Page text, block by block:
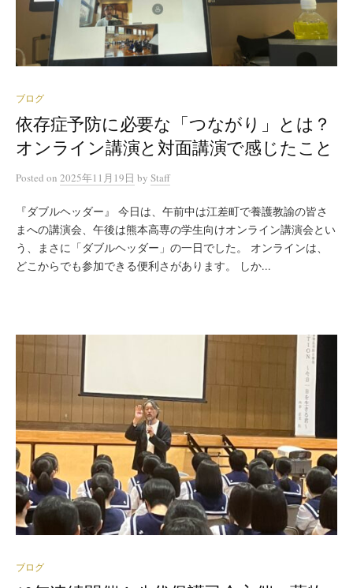
ブログ
依存症予防に必要な「つながり」とは？
オンライン講演と対面講演で感じたこと
Posted on 2025年11月19日 by Staff
『ダブルヘッダー』 今日は、午前中は江差町で養護教諭の皆さ
まへの講演会、午後は熊本高専の学生向けオンライン講演会とい
う、まさに「ダブルヘッダー」の一日でした。 オンラインは、
どこからでも参加できる便利さがあります。 しか...
ブログ